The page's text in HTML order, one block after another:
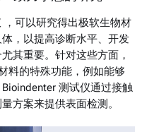
可以研究得出极软生物材
，以提高诊断水平、开发
其重要。针对这些方面，
料的特殊功能，例如能够
测试仪通过接触
方案来提供表面检测。